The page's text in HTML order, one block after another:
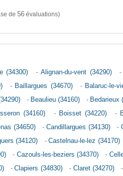
de 56 évaluations)
(34300) - Alignan-du-vent (34290) -
- Baillargues (34670) - Balaruc-le-
- Beaulieu (34160) - Bedarieux
(34160) - Boisset (34220) -
(34650) -Candillargues (34130) -
(34120) -Castelnau-le-lez (34170)
- Cazouls-les-beziers (34370) -
-Clapiers (34830) - Claret (34270) -